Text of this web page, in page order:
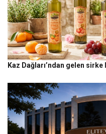
Kaz Dağları’ndan gelen sirke